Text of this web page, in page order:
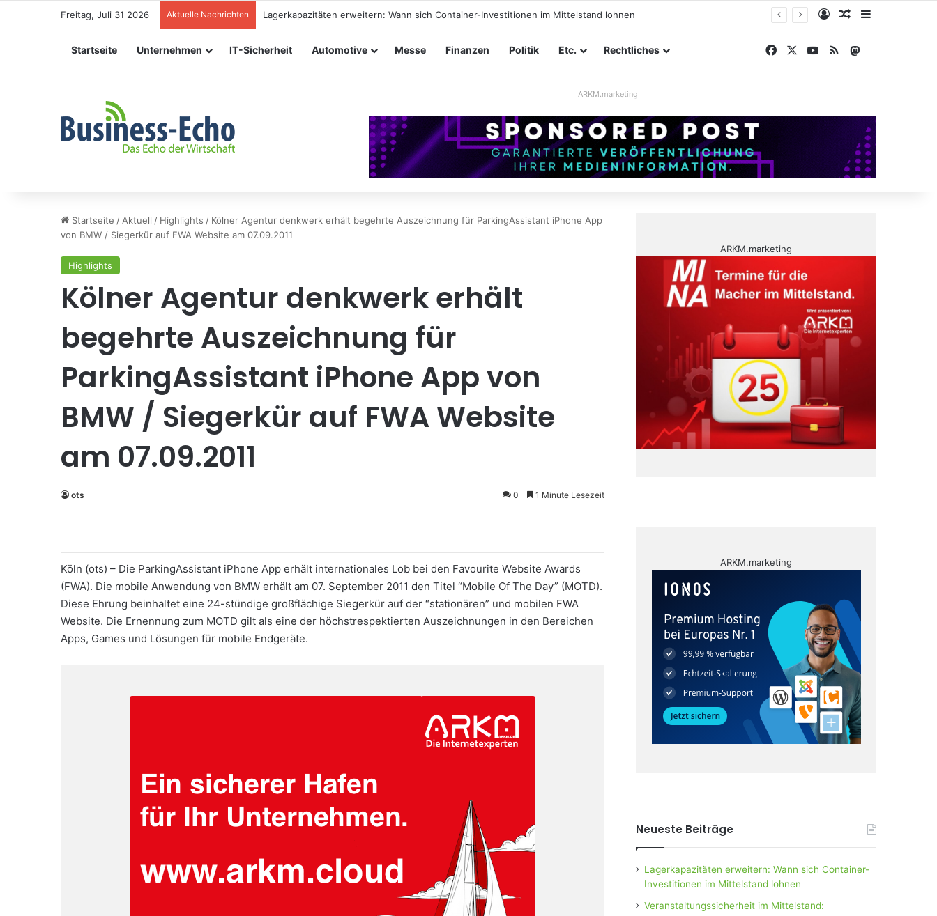
Freitag, Juli 31 2026 Aktuelle Nachrichten Veranstaltungssicherheit im Mittelstand: Absperrkonzepte für temporäre Außengelände AnmeldenZufälliger
Startseite Unternehmen IT-Sicherheit Automotive Messe Finanzen Politik Etc. Rechtliches Facebook YouTube
RSS
ARKM.marketing
Startseite / Aktuell / Highlights / Kölner Agentur denkwerk erhält begehrte Auszeichnung für ParkingAssistant iPhone App
von BMW / Siegerkür auf FWA Website am 07.09.2011
Highlights
Kölner Agentur denkwerk erhält
begehrte Auszeichnung für
ParkingAssistant iPhone App von
BMW / Siegerkür auf FWA Website
am 07.09.2011
ots 0 1 Minute Lesezeit
Köln (ots) – Die ParkingAssistant iPhone App erhält internationales Lob bei den Favourite Website Awards
(FWA). Die mobile Anwendung von BMW erhält am 07. September 2011 den Titel “Mobile Of The Day” (MOTD).
Diese Ehrung beinhaltet eine 24-stündige großflächige Siegerkür auf der “stationären” und mobilen FWA
Website. Die Ernennung zum MOTD gilt als eine der höchstrespektierten Auszeichnungen in den Bereichen
Apps, Games und Lösungen für mobile Endgeräte.
ARKM.marketing
ARKM.marketing
Neueste Beiträge
Lagerkapazitäten erweitern: Wann sich Container-
Investitionen im Mittelstand lohnen
Veranstaltungssicherheit im Mittelstand: